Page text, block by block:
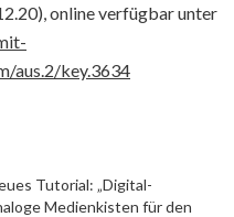
online verfügbar unter
aus.2/key.3634
Tutorial: „Digital-
Medienkisten für den